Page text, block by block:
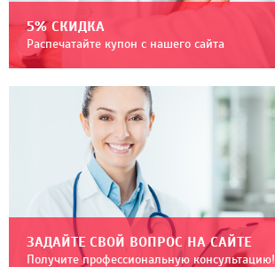
5% СКИДКА
Распечатайте купон с нашего сайта
ЗАДАЙТЕ СВОЙ ВОПРОС НА САЙТЕ
Получите профессиональную консультацию!